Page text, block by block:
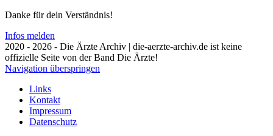
Danke für dein Verständnis!
Infos melden
2020 - 2026 - Die Ärzte Archiv | die-aerzte-archiv.de ist keine
offizielle Seite von der Band Die Ärzte!
Navigation überspringen
Links
Kontakt
Impressum
Datenschutz